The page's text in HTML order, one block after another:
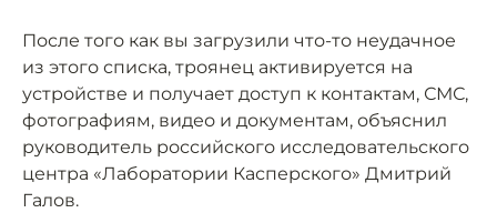
После того как вы загрузили что-то неудачное
из этого списка, троянец активируется на
устройстве и получает доступ к контактам, СМС,
фотографиям, видео и документам, объяснил
руководитель российского исследовательского
центра «Лаборатории Касперского» Дмитрий
Галов.